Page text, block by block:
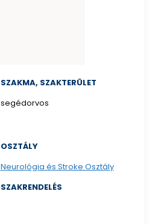
SZAKMA, SZAKTERÜLET
segédorvos
OSZTÁLY
Neurológia és Stroke Osztály
SZAKRENDELÉS